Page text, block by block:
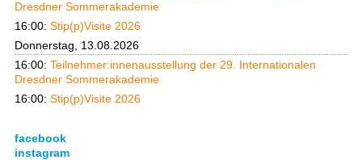
Dresdner Sommerakademie
16:00: Stip(p)Visite 2026
Donnerstag, 13.08.2026
16:00: Teilnehmer:innenausstellung der 29. Internationalen
Dresdner Sommerakademie
16:00: Stip(p)Visite 2026
facebook
instagram